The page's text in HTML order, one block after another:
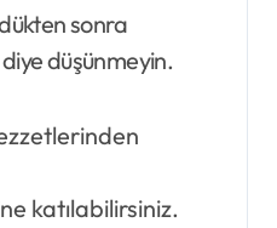
sonra
düşünmeyin.
katılabilirsiniz.